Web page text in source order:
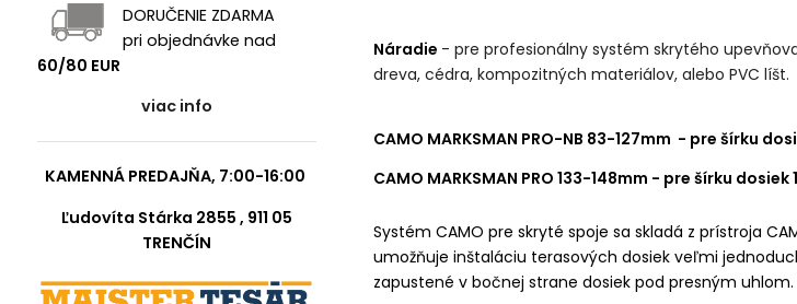
DORUČENIE ZDARMA
pri objednávke nad
60/80 EUR
viac info
KAMENNÁ PREDAJŇA, 7:00-16:00
Ľudovíta Stárka 2855 , 911 05
TRENČÍN
Náradie - pre profesionálny systém skrytého
dreva, cédra, kompozitných materiálov, alebo PVC líšt.
CAMO MARKSMAN PRO-NB 83-127mm - pre šírku
CAMO MARKSMAN PRO 133-148mm - pre šírku dosiek
Systém CAMO pre skryté spoje sa skladá z prístroja
umožňuje inštaláciu terasových dosiek veľmi
zapustené v bočnej strane dosiek pod presným uhlom.